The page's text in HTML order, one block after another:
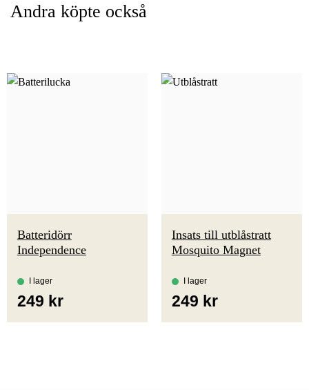
Andra köpte också
Batteridörr
Independence
Insats till utblåstratt
Mosquito Magnet